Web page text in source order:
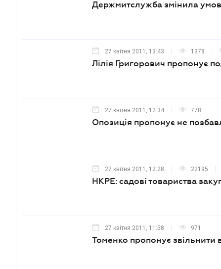
Держмитслужба змінила
27 квітня 2011, 13:43 1378
Лілія Григорович пропонує
27 квітня 2011, 12:34 778
Опозиція пропонує не
27 квітня 2011, 12:28 22195
НКРЕ: садові товариства
27 квітня 2011, 11:58 971
Томенко пропонує звільнити